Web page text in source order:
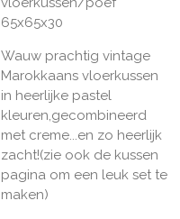
65x65x30
Wauw prachtig vintage
Marokkaans vloerkussen
in heerlijke pastel
kleuren,gecombineerd
met creme...en zo heerlijk
zacht!(zie ook de kussen
pagina om een leuk set te
maken)